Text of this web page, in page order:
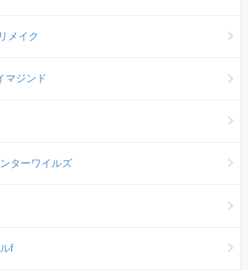
メイク
マジンド
ターワイルズ
f